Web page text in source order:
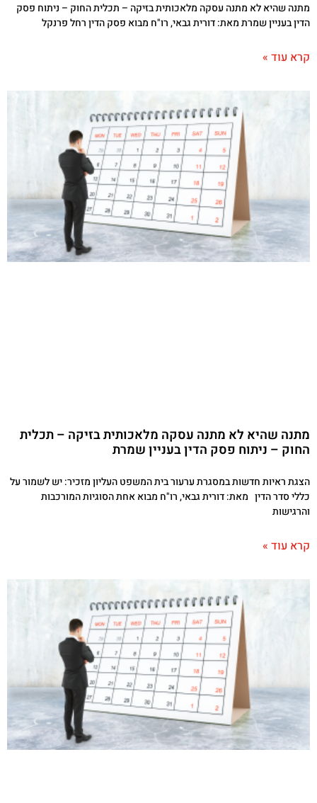
מתנה שהיא לא מתנה עסקה מלאכותית בזיקה – תכלית החוק – ניתוח פסק
הדין בעניין שמרת מאת: דורית גבאי, רו"ח מבוא פסק הדין רחל פרנקל
קרא עוד »
מתנה שהיא לא מתנה עסקה מלאכותית בזיקה – תכלית
החוק – ניתוח פסק הדין בעניין שמרת
הצגת ראיות חדשות במסגרת ערעור בית המשפט העליון מזכיר: יש לשמור על
כללי סדר הדין מאת: דורית גבאי, רו"ח מבוא אחת הסוגיות המורכבות
והרגישות
קרא עוד »